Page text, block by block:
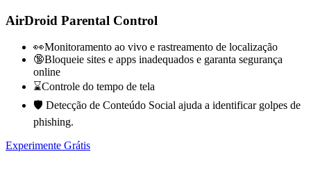
AirDroid Parental Control
👀Monitoramento ao vivo e rastreamento de localização
🔞Bloqueie sites e apps inadequados e garanta segurança
online
⌛Controle do tempo de tela
🛡️ Detecção de Conteúdo Social ajuda a identificar golpes de
phishing.
Experimente Grátis